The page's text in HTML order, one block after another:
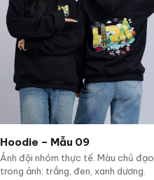
Hoodie – Mẫu 09
Ảnh đội nhóm thực tế. Màu chủ đạo
trong ảnh: trắng, đen, xanh dương.